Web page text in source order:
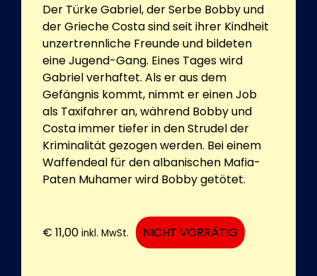
Der Türke Gabriel, der Serbe Bobby und
der Grieche Costa sind seit ihrer Kindheit
unzertrennliche Freunde und bildeten
eine Jugend-Gang. Eines Tages wird
Gabriel verhaftet. Als er aus dem
Gefängnis kommt, nimmt er einen Job
als Taxifahrer an, während Bobby und
Costa immer tiefer in den Strudel der
Kriminalität gezogen werden. Bei einem
Waffendeal für den albanischen Mafia-
Paten Muhamer wird Bobby getötet.
€ 11,00 inkl. MwSt. NICHT VORRÄTIG